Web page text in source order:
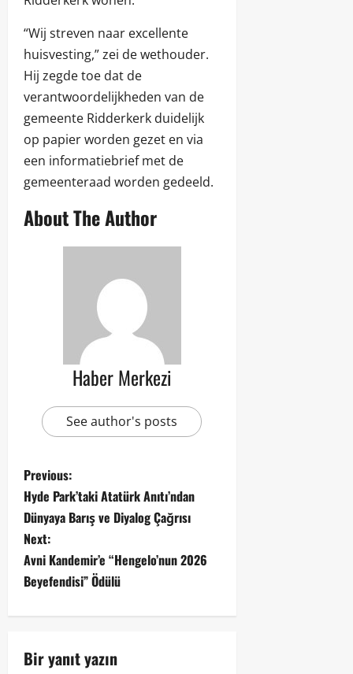
“Wij streven naar excellente
huisvesting,” zei de wethouder.
Hij zegde toe dat de
verantwoordelijkheden van de
gemeente Ridderkerk duidelijk
op papier worden gezet en via
een informatiebrief met de
gemeenteraad worden gedeeld.
About The Author
Haber Merkezi
See author's posts
Previous:
Hyde Park’taki Atatürk Anıtı’ndan
Dünyaya Barış ve Diyalog Çağrısı
Next:
Avni Kandemir’e “Hengelo’nun 2026
Beyefendisi” Ödülü
Bir yanıt yazın